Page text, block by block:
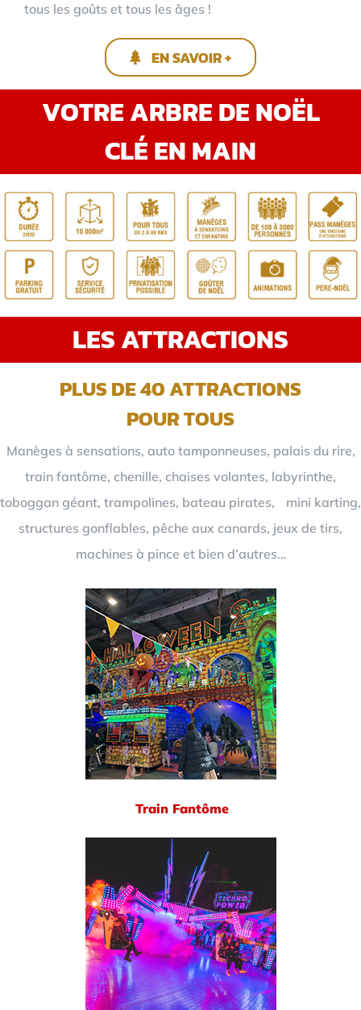
tous les goûts et tous les âges !
EN SAVOIR +
VOTRE ARBRE DE NOËL
CLÉ EN MAIN
LES ATTRACTIONS
PLUS DE 40 ATTRACTIONS
POUR TOUS
Manèges à sensations, auto tamponneuses, palais du rire,
train fantôme, chenille, chaises volantes, labyrinthe,
toboggan géant, trampolines, bateau pirates, mini karting,
structures gonflables, pêche aux canards, jeux de tirs,
machines à pince et bien d’autres…
Train Fantôme